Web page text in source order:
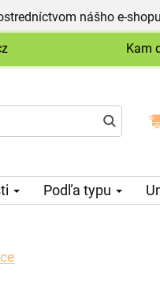
nášho e-
Kam
Podľa typu